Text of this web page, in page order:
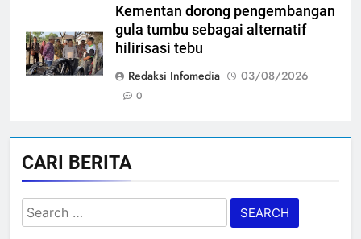
Kementan dorong pengembangan
gula tumbu sebagai alternatif
hilirisasi tebu
Redaksi Infomedia
03/08/2026
0
CARI BERITA
Search
for: